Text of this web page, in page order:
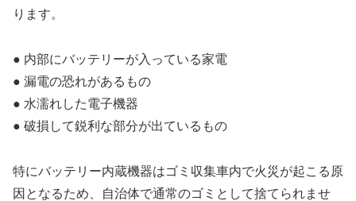
ります。
● 内部にバッテリーが入っている家電
● 漏電の恐れがあるもの
● 水濡れした電子機器
● 破損して鋭利な部分が出ているもの
特にバッテリー内蔵機器はゴミ収集車内で火災が起こる原
因となるため、自治体で通常のゴミとして捨てられませ